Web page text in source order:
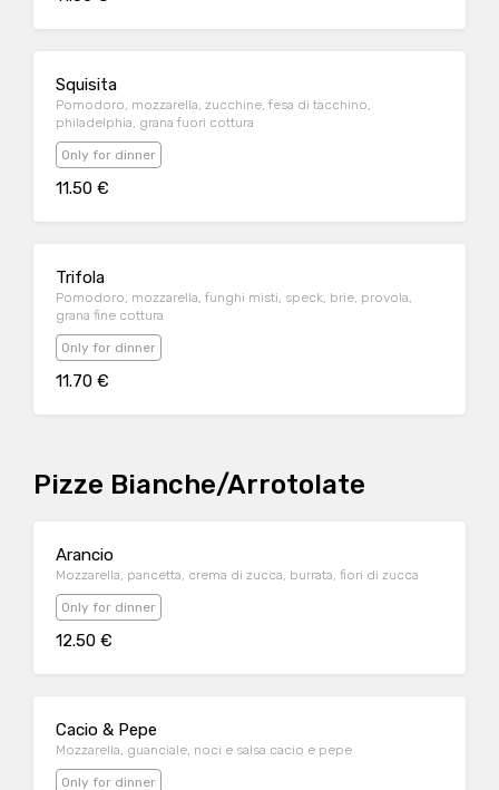
Squisita
Pomodoro, mozzarella, zucchine, fesa di tacchino,
philadelphia, grana fuori cottura
Only for dinner
11.50 €
Trifola
Pomodoro, mozzarella, funghi misti, speck, brie, provola,
grana fine cottura
Only for dinner
11.70 €
Pizze Bianche/Arrotolate
Arancio
Mozzarella, pancetta, crema di zucca, burrata, fiori di zucca
Only for dinner
12.50 €
Cacio & Pepe
Mozzarella, guanciale, noci e salsa cacio e pepe
Only for dinner